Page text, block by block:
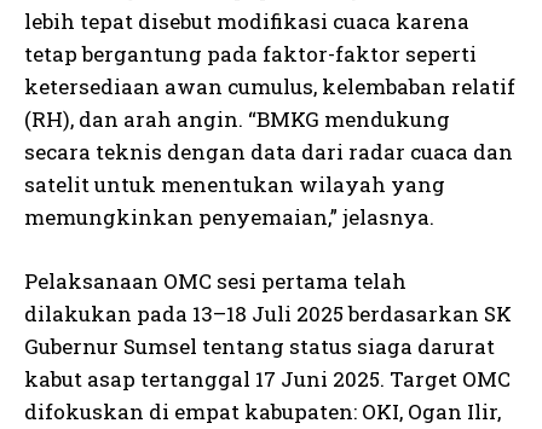
lebih tepat disebut modifikasi cuaca karena
tetap bergantung pada faktor-faktor seperti
ketersediaan awan cumulus, kelembaban relatif
(RH), dan arah angin. “BMKG mendukung
secara teknis dengan data dari radar cuaca dan
satelit untuk menentukan wilayah yang
memungkinkan penyemaian,” jelasnya.
Pelaksanaan OMC sesi pertama telah
dilakukan pada 13–18 Juli 2025 berdasarkan SK
Gubernur Sumsel tentang status siaga darurat
kabut asap tertanggal 17 Juni 2025. Target OMC
difokuskan di empat kabupaten: OKI, Ogan Ilir,